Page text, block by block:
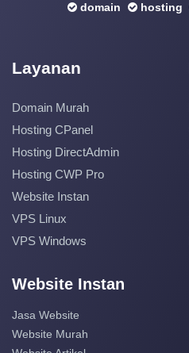
domain hosting
Layanan
Domain Murah
Hosting CPanel
Hosting DirectAdmin
Hosting CWP Pro
Website Instan
VPS Linux
VPS Windows
Website Instan
Jasa Website
Website Murah